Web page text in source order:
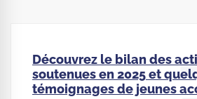
Découvrez le bilan des
soutenues en 2025 et
témoignages de jeunes